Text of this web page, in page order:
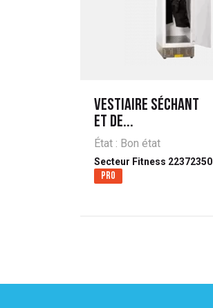
VESTIAIRE SÉCHANT
ET DE...
État : Bon état
Secteur Fitness 22372350
Pro